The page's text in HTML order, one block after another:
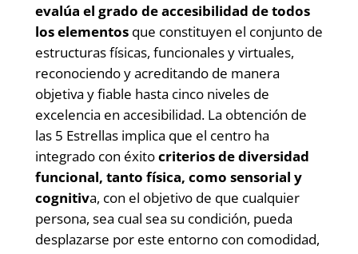
evalúa el grado de accesibilidad de todos
los elementosque constituyen el conjunto de
estructuras físicas, funcionales y virtuales,
reconociendo y acreditando de manera
objetiva y fiable hasta cinco niveles de
excelencia en accesibilidad. La obtención de
las 5 Estrellas implica que el centro ha
integrado con éxitocriterios de diversidad
funcional, tanto física, como sensorial y
cognitiva, con el objetivo de que cualquier
persona, sea cual sea su condición, pueda
desplazarse por este entorno con comodidad,